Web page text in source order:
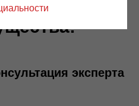
эксперта